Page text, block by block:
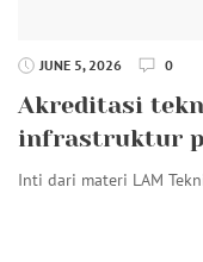
JUNE 5, 2026 0
Akreditasi
infrastruktur
Inti dari materi LAM